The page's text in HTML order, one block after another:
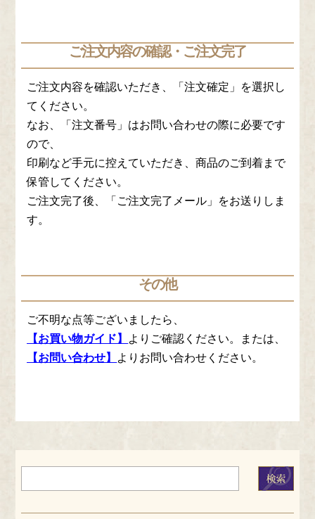
ご注文内容の確認・ご注文完了
ご注文内容を確認いただき、「注文確定」を選択し
てください。
なお、「注文番号」はお問い合わせの際に必要です
ので、
印刷など手元に控えていただき、商品のご到着まで
保管してください。
ご注文完了後、「ご注文完了メール」をお送りしま
す。
その他
ご不明な点等ございましたら、
【お買い物ガイド】
よりご確認ください。または、
【お問い合わせ】
よりお問い合わせください。